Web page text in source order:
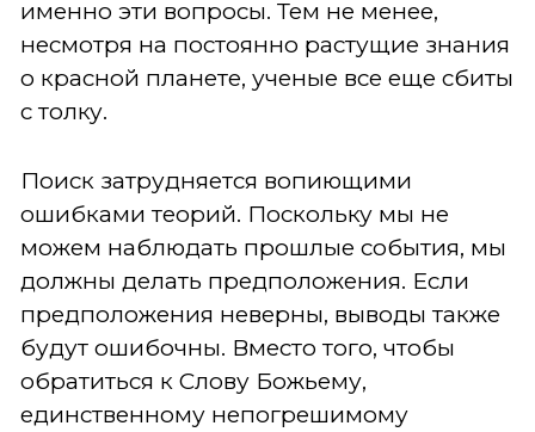
именно эти вопросы. Тем не менее,
несмотря на постоянно растущие знания
о красной планете, ученые все еще сбиты
с толку.
Поиск затрудняется вопиющими
ошибками теорий. Поскольку мы не
можем наблюдать прошлые события, мы
должны делать предположения. Если
предположения неверны, выводы также
будут ошибочны. Вместо того, чтобы
обратиться к Слову Божьему,
единственному непогрешимому